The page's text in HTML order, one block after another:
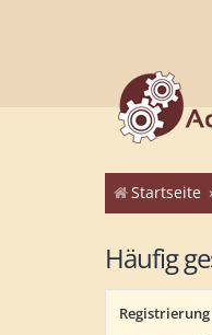
Startseite
Häufig